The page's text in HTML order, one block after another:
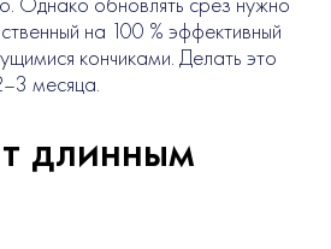
на 100 % эффективный
кончиками. Делать это
месяца.
длинным